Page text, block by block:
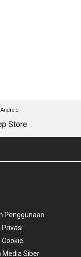
Penggunaan
Privasi
Cookie
Media Siber